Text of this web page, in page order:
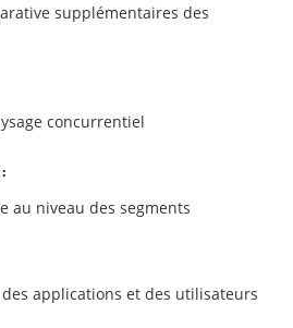
supplémentaires des
concurrentiel
au niveau des segments
applications et des utilisateurs